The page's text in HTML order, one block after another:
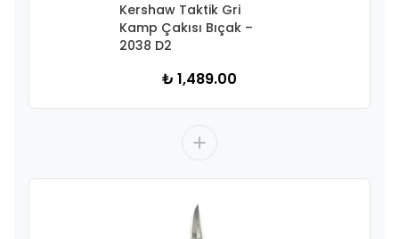
Kershaw Taktik Gri
Kamp Çakısı Bıçak –
2038 D2
₺ 1,489.00